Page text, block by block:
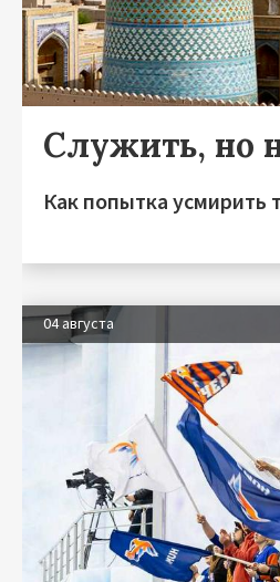
Служить, но
Как попытка усмирить
04 августа